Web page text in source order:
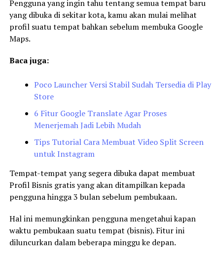
Pengguna yang ingin tahu tentang semua tempat baru
yang dibuka di sekitar kota, kamu akan mulai melihat
profil suatu tempat bahkan sebelum membuka Google
Maps.
Baca juga:
Poco Launcher Versi Stabil Sudah Tersedia di Play
Store
6 Fitur Google Translate Agar Proses
Menerjemah Jadi Lebih Mudah
Tips Tutorial Cara Membuat Video Split Screen
untuk Instagram
Tempat-tempat yang segera dibuka dapat membuat
Profil Bisnis gratis yang akan ditampilkan kepada
pengguna hingga 3 bulan sebelum pembukaan.
Hal ini memungkinkan pengguna mengetahui kapan
waktu pembukaan suatu tempat (bisnis). Fitur ini
diluncurkan dalam beberapa minggu ke depan.